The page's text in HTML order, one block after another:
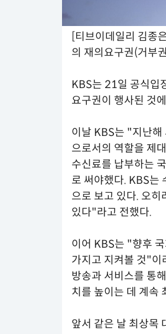
[티브이데일리 김종
의 재의요구권(거부
KBS는 21일 공식입
요구권이 행사된 것
이날 KBS는 "지난해
으로서의 역할을 제
수신료를 납부하는
로 써야했다. KBS는
으로 보고 있다. 오
있다"라고 전했다.
이어 KBS는 "향후
가지고 지켜볼 것"이
방송과 서비스를 통
치를 높이는 데 계속
앞서 같은 날 최상목